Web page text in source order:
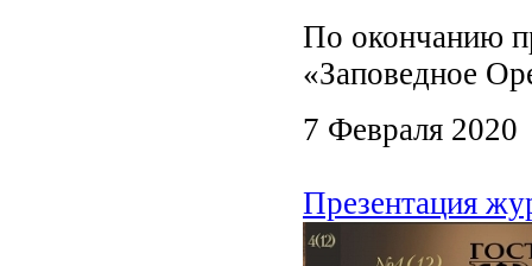
По окончанию
«Заповедное
7 Февраля 2020
Презентация